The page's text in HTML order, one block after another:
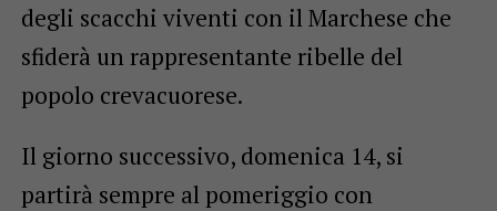
degli scacchi viventi con il Marchese che
sfiderà un rappresentante ribelle del
popolo crevacuorese.
Il giorno successivo, domenica 14, si
partirà sempre al pomeriggio con